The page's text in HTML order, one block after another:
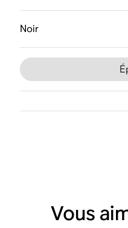
Noir
Vous